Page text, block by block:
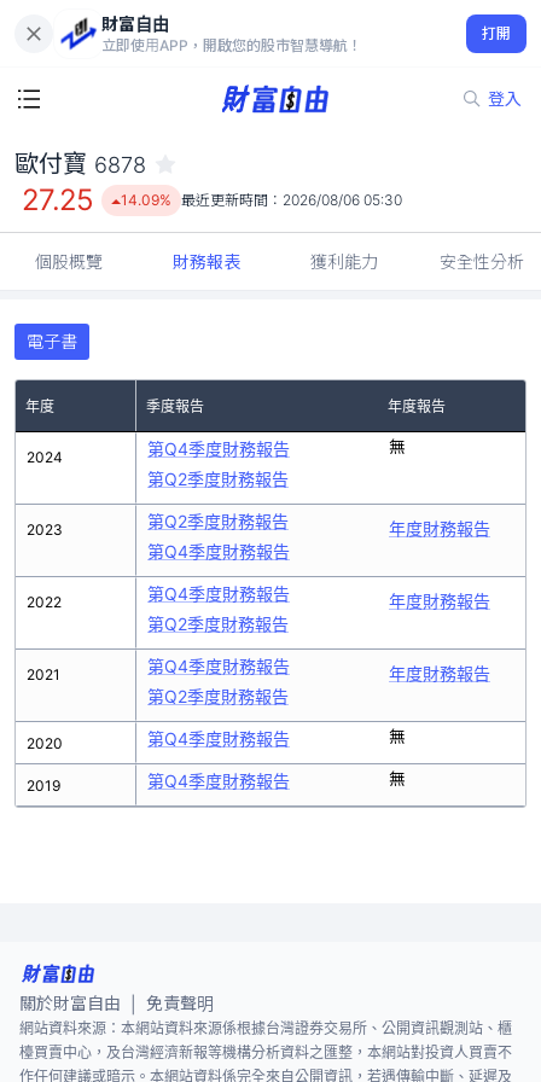
財富自由
立即使用APP，開啟您的股市智慧導航！
打開
登入
27.25
14.09%
歐付寶 6878
27.25 14.09% 最近更新時間： 2026/08/06 05:30
個股概覽 財務報表 獲利能力 安全性分析
電子書
年度 季度報告 年度報告
2024
2023
2022
2021
2020
2019
第Q4季度財務報告
第Q2季度財務報告
無
第Q2季度財務報告
第Q4季度財務報告
年度財務報告
第Q4季度財務報告
第Q2季度財務報告
年度財務報告
第Q4季度財務報告
第Q2季度財務報告
年度財務報告
第Q4季度財務報告 無
第Q4季度財務報告 無
關於財富自由 免責聲明
網站資料來源：本網站資料來源係根據台灣證券交易所、公開資訊觀測站、櫃
檯買賣中心，及台灣經濟新報等機構分析資料之匯整，本網站對投資人買賣不
作任何建議或暗示。本網站資料係完全來自公開資訊，若遇傳輸中斷、延遲及